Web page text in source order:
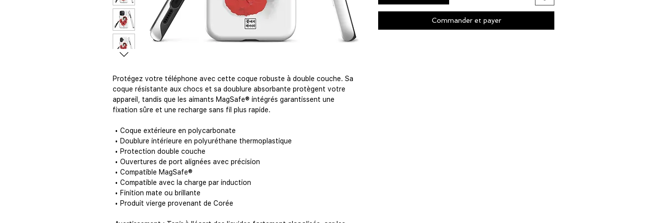
Protégez votre téléphone avec cette coque robuste à double couche. Sa
coque résistante aux chocs et sa doublure absorbante protègent votre
appareil, tandis que les aimants MagSafe® intégrés garantissent une
fixation sûre et une recharge sans fil plus rapide.
• Coque extérieure en polycarbonate
• Doublure intérieure en polyuréthane thermoplastique
• Protection double couche
• Ouvertures de port alignées avec précision
• Compatible MagSafe®
• Compatible avec la charge par induction
• Finition mate ou brillante
• Produit vierge provenant de Corée
Commander et payer